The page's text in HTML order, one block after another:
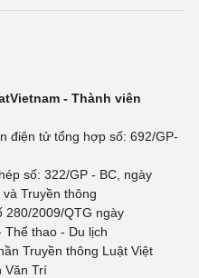
- Thành viên
điện tử tổng hợp số: 692/GP-
số: 322/GP - BC, ngày
Truyền thông
280/2009/QTG ngày
Thể thao - Du lịch
Truyền thông Luật Việt
Văn Trí